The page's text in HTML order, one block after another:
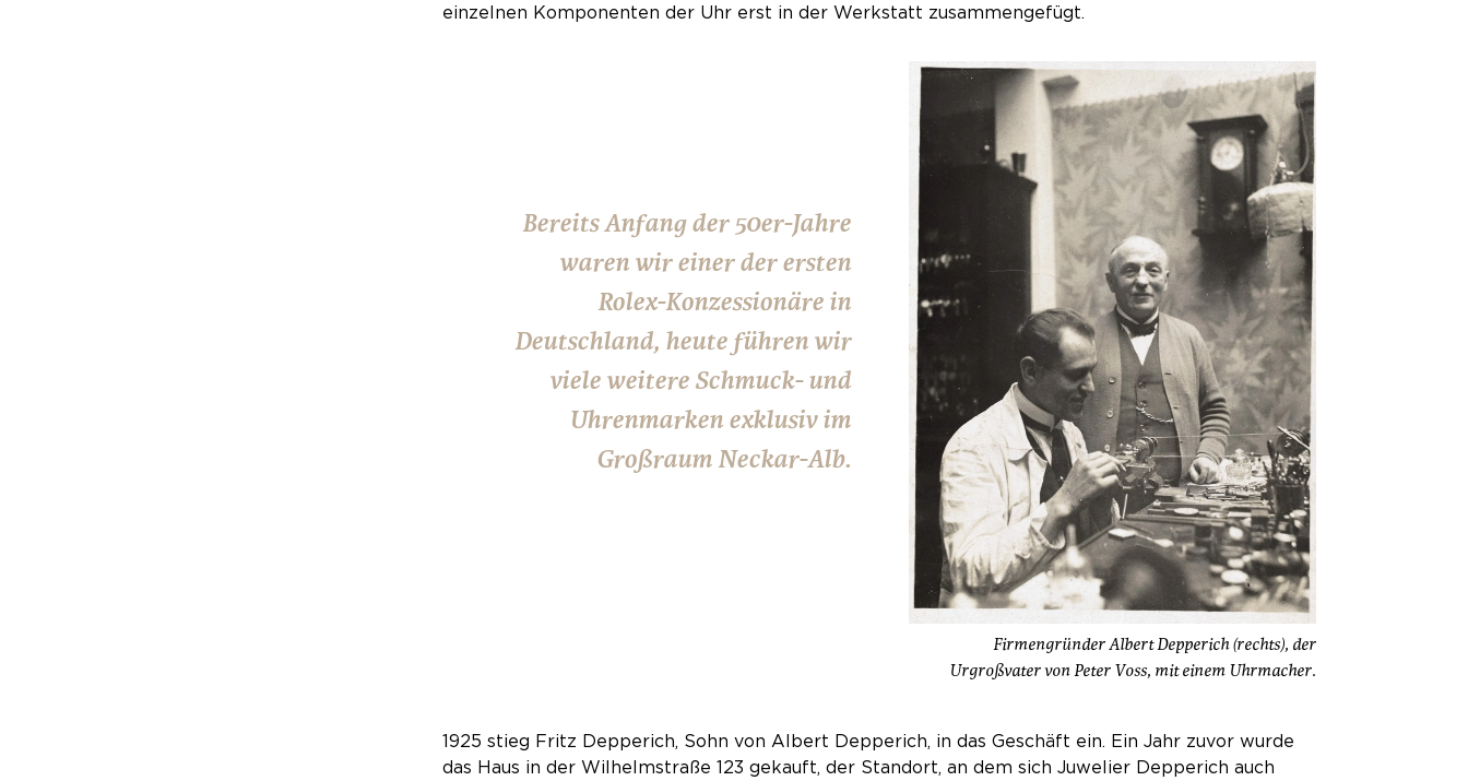
einzelnen Komponenten der Uhr erst in der Werkstatt zusammengefügt.
Bereits Anfang der 50er-Jahre
waren wir einer der ersten
Rolex-Konzessionäre in
Deutschland, heute führen wir
viele weitere Schmuck- und
Uhrenmarken exklusiv im
Großraum Neckar-Alb.
Firmengründer Albert Depperich (rechts), der
Urgroßvater von Peter Voss, mit einem Uhrmacher.
1925 stieg Fritz Depperich, Sohn von Albert Depperich, in das Geschäft ein. Ein Jahr zuvor wurde
das Haus in der Wilhelmstraße 123 gekauft, der Standort, an dem sich Juwelier Depperich auch